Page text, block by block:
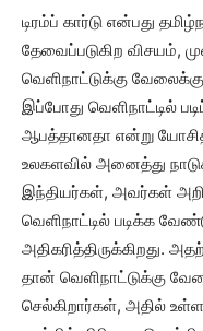
டிரம்ப் கார்டு என்பது
தேவைப்படுகிற விசயம்,
வெளிநாட்டுக்கு
இப்போது வெளிநாட்டில்
ஆபத்தானதா என்று
உலகளவில் அனைத்து
இந்தியர்கள், அவர்கள்
வெளிநாட்டில் படிக்க
அதிகரித்திருக்கிறது.
தான் வெளிநாட்டுக்கு
செல்கிறார்கள், அதில்